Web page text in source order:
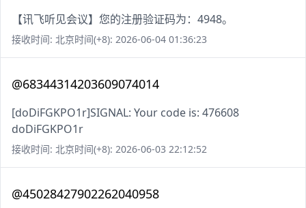
【讯飞听见会议】您的注册验证码为：4948。
接收时间: 北京时间(+8): 2026-06-04 01:36:23
@68344314203609074014
[doDiFGKPO1r]SIGNAL: Your code is: 476608
doDiFGKPO1r
接收时间: 北京时间(+8): 2026-06-03 22:12:52
@45028427902262040958